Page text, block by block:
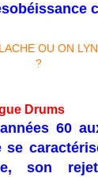
Drums
60
se
son